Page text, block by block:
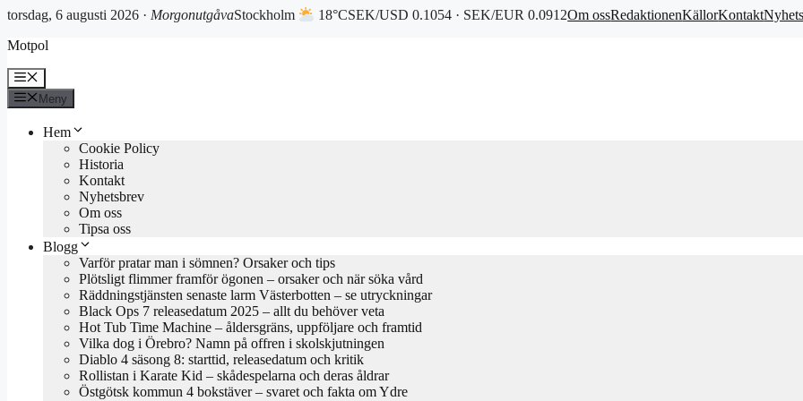
torsdag, 6 augusti 2026 · MorgonutgåvaStockholm 18°CSEK/USD 0.1054 · SEK/EUR 0.0912Om ossRedaktionenKällorKontakt
till
Motpol
Meny
Meny
Hem
Cookie Policy
Historia
Kontakt
Nyhetsbrev
Om oss
Tipsa oss
Blogg
Varför pratar man i sömnen? Orsaker och tips
Plötsligt flimmer framför ögonen – orsaker och när söka vård
Räddningstjänsten senaste larm Västerbotten – se utryckningar
Black Ops 7 releasedatum 2025 – allt du behöver veta
Hot Tub Time Machine – åldersgräns, uppföljare och framtid
Vilka dog i Örebro? Namn på offren i skolskjutningen
Diablo 4 säsong 8: starttid, releasedatum och kritik
Rollistan i Karate Kid – skådespelarna och deras åldrar
Östgötsk kommun 4 bokstäver – svaret och fakta om Ydre